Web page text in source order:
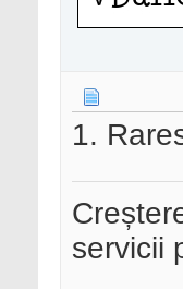
1.
servicii